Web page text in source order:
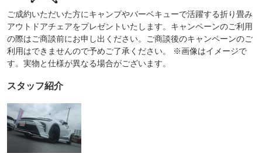
ご成約いただいた方にキャンプやバーベキューで活躍する折り畳み
アウトドアチェアをプレゼントいたします。キャンペーンのご利用
の際はご商談前にお申し出ください。ご商談後のキャンペーンのご
利用はできませんので予めご了承ください。 ※画像はイメージで
す。実物と仕様が異なる場合がございます。
スタッフ紹介